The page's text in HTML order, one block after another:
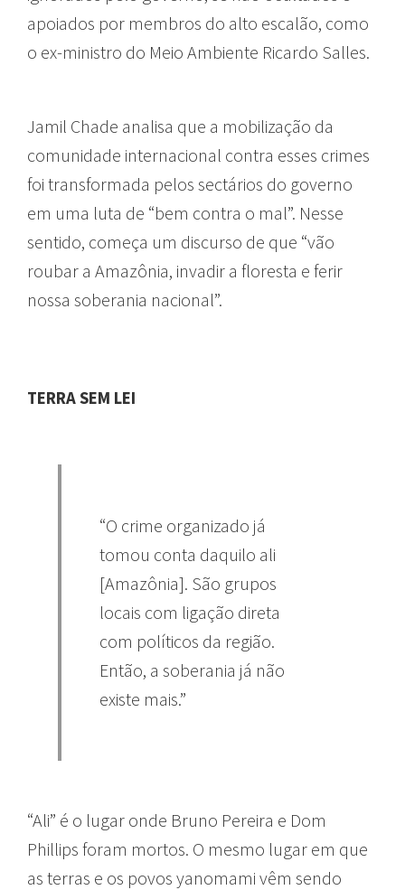
apoiados por membros do alto escalão, como
o ex-ministro do Meio Ambiente Ricardo Salles.
Jamil Chade analisa que a mobilização da
comunidade internacional contra esses crimes
foi transformada pelos sectários do governo
em uma luta de “bem contra o mal”. Nesse
sentido, começa um discurso de que “vão
roubar a Amazônia, invadir a floresta e ferir
nossa soberania nacional”.
TERRA SEM LEI
“O crime organizado já
tomou conta daquilo ali
[Amazônia]. São grupos
locais com ligação direta
com políticos da região.
Então, a soberania já não
existe mais.”
“Ali” é o lugar onde Bruno Pereira e Dom
Phillips foram mortos. O mesmo lugar em que
as terras e os povos yanomami vêm sendo